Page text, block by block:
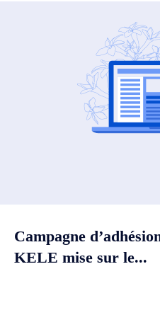
Campagne
KELE mise sur le...